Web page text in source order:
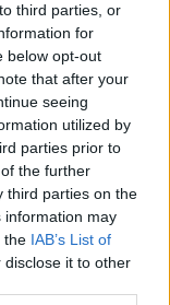
third parties, or
for
below opt-out
that after your
seeing
utilized by
parties prior to
the further
third parties on the
information may
the IAB’s List of
it to other
στο